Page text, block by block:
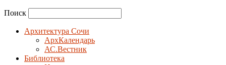
Поиск
Архитектура Сочи
АрхКалендарь
АС.Вестник
Библиотека